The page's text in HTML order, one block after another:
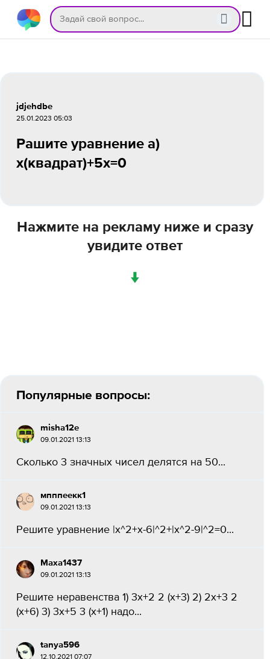
jdjehdbe
25.01.2023 05:03
Рашите уравнение а)
х(квадрат)+5х=0
Нажмите на рекламу ниже и сразу
увидите ответ
↓
Популярные вопросы:
misha12e
09.01.2021 13:13
Сколько 3 значных чисел делятся на 50...
мпппеекк1
09.01.2021 13:13
Решите уравнение |х^2+х-6|^2+|х^2-9|^2=0...
Маха1437
09.01.2021 13:13
Решите неравенства 1) 3х+2 2 (х+3) 2) 2х+3 2
(х+6) 3) 3х+5 3 (х+1) надо...
tanya596
12.10.2021 07:07